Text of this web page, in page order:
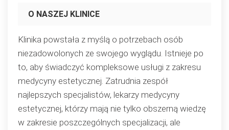
O NASZEJ KLINICE
Klinika powstała z myślą o potrzebach osób
niezadowolonych ze swojego wyglądu. Istnieje po
to, aby świadczyć kompleksowe usługi z zakresu
medycyny estetycznej. Zatrudnia zespół
najlepszych specjalistów, lekarzy medycyny
estetycznej, którzy mają nie tylko obszerną wiedzę
w zakresie poszczególnych specjalizacji, ale